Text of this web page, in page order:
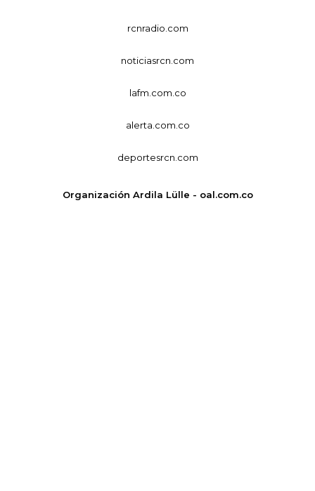
rcnradio.com
noticiasrcn.com
lafm.com.co
alerta.com.co
deportesrcn.com
Organización Ardila Lülle - oal.com.co